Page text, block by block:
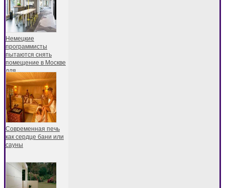
Немецкие
программисты
пытаются снять
помещение в Москве
для
Современная печь
как сердце бани или
сауны